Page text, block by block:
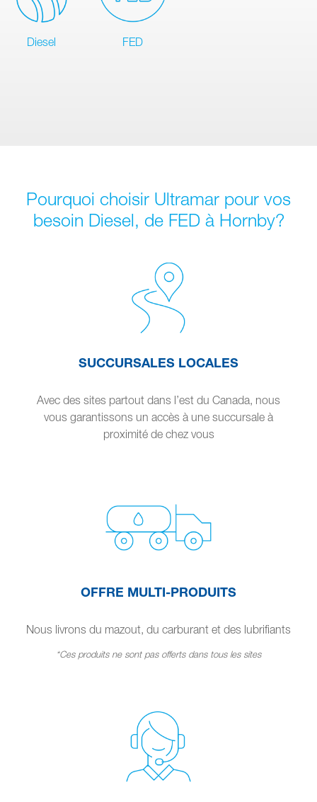
Diesel FED
Pourquoi choisir Ultramar pour vos
besoin Diesel, de FED à Hornby?
SUCCURSALES LOCALES
Avec des sites partout dans l’est du Canada, nous
vous garantissons un accès à une succursale à
proximité de chez vous
OFFRE MULTI-PRODUITS
Nous livrons du mazout, du carburant et des lubrifiants
*Ces produits ne sont pas offerts dans tous les sites